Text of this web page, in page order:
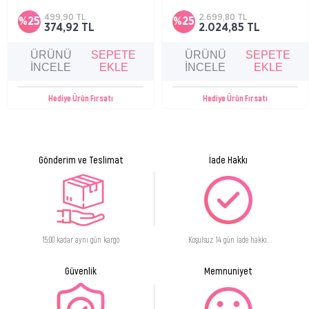
yüz, dudak balsamı.
%25
374,92 TL
499,90 TL
Hediye Ürün Fırsatı
ÜRÜNÜ
İNCELE
SEPETE
EKLE
nemlendirir, yatıştırır ve kuruluk kaynaklı
rahatsızlık hissini azaltmaya yardımcı olur.
%25
2.024,85 TL
2.699,80 TL
Hediye Ürün Fırsatı
ÜRÜNÜ
İNCELE
SEPETE
EKLE
Gönderim ve Teslimat
15:00 kadar aynı gün kargo
İade Hakkı
Koşulsuz 14 gün iade hakkı.
Güvenlik Memnuniyet